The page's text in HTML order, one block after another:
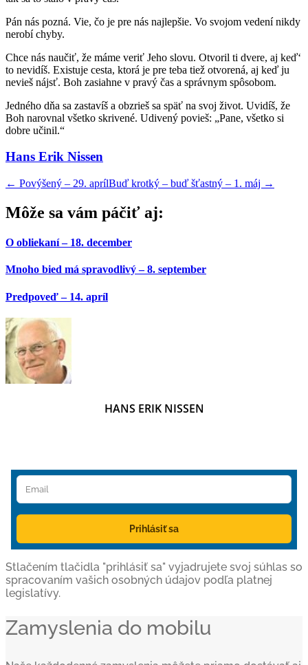
Pán nás pozná. Vie, čo je pre nás najlepšie. Vo svojom vedení nikdy
nerobí chyby.
Chce nás naučiť, že máme veriť Jeho slovu. Otvoril ti dvere, aj keď‘
to nevidíš. Existuje cesta, ktorá je pre teba tiež otvorená, aj keď ju
nevieš nájsť. Boh zasiahne v pravý čas a správnym spôsobom.
Jedného dňa sa zastavíš a obzrieš sa späť na svoj život. Uvidíš, že
Boh narovnal všetko skrivené. Udivený povieš: „Pane, všetko si
dobre učinil.“
Hans Erik Nissen
← Povýšený – 29. aprílBuď krotký – buď šťastný – 1. máj →
Môže sa vám páčiť aj:
O obliekaní – 18. december
Mnoho bied má spravodlivý – 8. september
Predpoveď – 14. apríl
HANS ERIK NISSEN
Prihlásiť sa
Stlačením tlačidla "prihlásiť sa" vyjadrujete svoj súhlas so
spracovaním vašich osobných údajov podľa platnej
legislatívy.
Zamyslenia do mobilu